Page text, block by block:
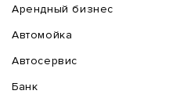
Арендный бизнес
Автомойка
Автосервис
Банк